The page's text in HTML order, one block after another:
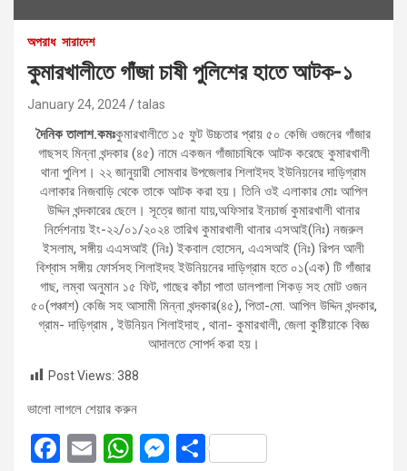
অপরাধ সারাদেশ
কুমারখালীতে গাঁজা চাষী পুলিশের হাতে আটক-১
January 24, 2024 talas
দৈনিক তালাশ.কমঃকুমারখালীতে ১৫ ফুট উচ্চতার প্রায় ৫০ কেজি ওজনের গাঁজার
গাছসহ মিন্না খন্দকার (৪৫) নামে একজন গাঁজাচাষিকে আটক করেছে কুমারখালী
থানা পুলিশ। ২২ জানুয়ারী সোমবার উপজেলার শিলাইদহ ইউনিয়নের দাড়িগ্রাম
এলাকার নিজবাড়ি থেকে তাকে আটক করা হয়। তিনি ওই এলাকার মোঃ আপিল
উদ্দিন খন্দকারের ছেলে। সূত্রে জানা যায়,অফিসার ইনচার্জ কুমারখালী থানার
নির্দেশনায় ইং-২২/০১/২০২৪ তারিখ কুমারখালী থানার এসআই(নিঃ) নজরুল
ইসলাম, সঙ্গীয় এএসআই (নিঃ) ইকবাল হোসেন, এএসআই (নিঃ) রিপন আলী
বিশ্বাস সঙ্গীয় ফোর্সসহ শিলাইদহ ইউনিয়নের দাড়িগ্রাম হতে ০১(এক) টি গাঁজার
গাছ, লম্বা অনুমান ১৫ ফিট, গাছের কাঁচা পাতা ডালপালা শিকড় সহ মোট ওজন
৫০(পঞ্চাশ) কেজি সহ আসামী মিন্না খন্দকার(৪৫), পিতা-মো. আপিল উদ্দিন খন্দকার,
গ্রাম- দাড়িগ্রাম , ইউনিয়ন শিলাইদাহ , থানা- কুমারখালী, জেলা কুষ্টিয়াকে বিজ্ঞ
আদালতে সোপর্দ করা হয়।
Post Views: 388
ভালো লাগলে শেয়ার করুন
F
E
W M S